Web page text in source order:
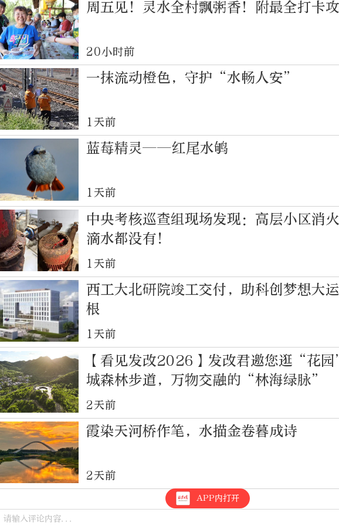
周五见！灵水全村飘粥香！附最全打卡
20小时前
一抹流动橙色，守护“水畅人安”
1天前
蓝莓精灵——红尾水鸲
1天前
中央考核巡查组现场发现：高层小区消
滴水都没有！
1天前
西工大北研院竣工交付，助科创梦想大
根
1天前
【看见发改2026】发改君邀您逛“花
城森林步道，万物交融的“林海绿脉”
2天前
霞染天河桥作笔，水描金卷暮成诗
2天前
APP内打开